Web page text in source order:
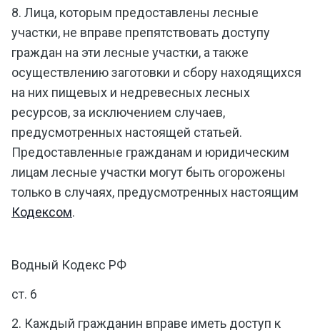
8. Лица, которым предоставлены лесные
участки, не вправе препятствовать доступу
граждан на эти лесные участки, а также
осуществлению заготовки и сбору находящихся
на них пищевых и недревесных лесных
ресурсов, за исключением случаев,
предусмотренных настоящей статьей.
Предоставленные гражданам и юридическим
лицам лесные участки могут быть огорожены
только в случаях, предусмотренных настоящим
Кодексом.
Водный Кодекс РФ
ст. 6
2. Каждый гражданин вправе иметь доступ к